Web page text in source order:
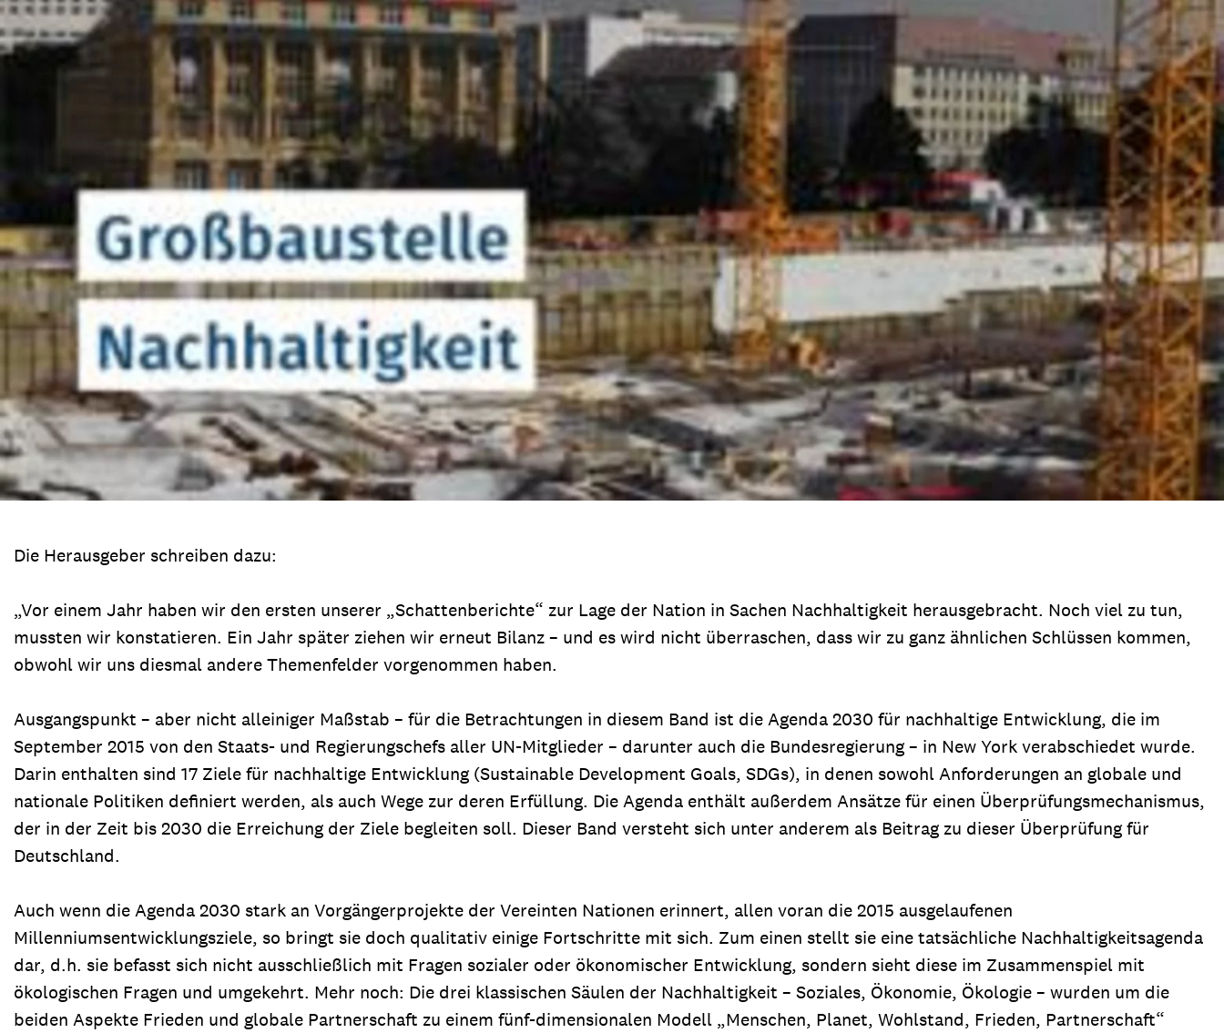
Die Herausgeber schreiben dazu:
„Vor einem Jahr haben wir den ersten unserer „Schattenberichte“ zur Lage der Nation in Sachen Nachhaltigkeit herausgebracht. Noch viel zu tun,
mussten wir konstatieren. Ein Jahr später ziehen wir erneut Bilanz – und es wird nicht überraschen, dass wir zu ganz ähnlichen Schlüssen kommen,
obwohl wir uns diesmal andere Themenfelder vorgenommen haben.
Ausgangspunkt – aber nicht alleiniger Maßstab – für die Betrachtungen in diesem Band ist die Agenda 2030 für nachhaltige Entwicklung, die im
September 2015 von den Staats- und Regierungschefs aller UN-Mitglieder – darunter auch die Bundesregierung – in New York verabschiedet wurde.
Darin enthalten sind 17 Ziele für nachhaltige Entwicklung (Sustainable Development Goals, SDGs), in denen sowohl Anforderungen an globale und
nationale Politiken definiert werden, als auch Wege zur deren Erfüllung. Die Agenda enthält außerdem Ansätze für einen Überprüfungsmechanismus,
der in der Zeit bis 2030 die Erreichung der Ziele begleiten soll. Dieser Band versteht sich unter anderem als Beitrag zu dieser Überprüfung für
Deutschland.
Auch wenn die Agenda 2030 stark an Vorgängerprojekte der Vereinten Nationen erinnert, allen voran die 2015 ausgelaufenen
Millenniumsentwicklungsziele, so bringt sie doch qualitativ einige Fortschritte mit sich. Zum einen stellt sie eine tatsächliche Nachhaltigkeitsagenda
dar, d.h. sie befasst sich nicht ausschließlich mit Fragen sozialer oder ökonomischer Entwicklung, sondern sieht diese im Zusammenspiel mit
ökologischen Fragen und umgekehrt. Mehr noch: Die drei klassischen Säulen der Nachhaltigkeit – Soziales, Ökonomie, Ökologie – wurden um die
beiden Aspekte Frieden und globale Partnerschaft zu einem fünf-dimensionalen Modell „Menschen, Planet, Wohlstand, Frieden, Partnerschaft“